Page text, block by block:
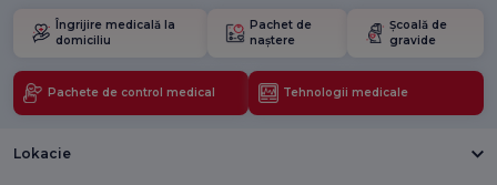
Îngrijire medicală la
domiciliu
Pachet de
naștere
Școală de
gravide
Pachete de control medical Tehnologii medicale
Lokacie